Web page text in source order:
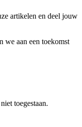
artikelen en deel jouw
we aan een toekomst
toegestaan.